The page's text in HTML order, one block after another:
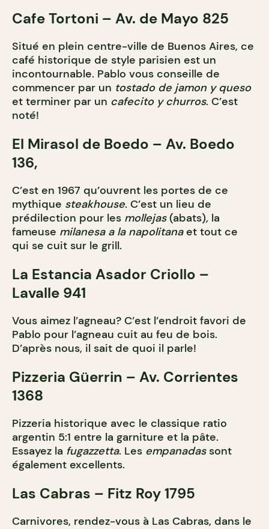
Cafe Tortoni – Av. de Mayo 825
Situé en plein centre-ville de Buenos Aires, ce
café historique de style parisien est un
incontournable. Pablo vous conseille de
commencer par un tostado de jamon y queso
et terminer par un cafecito y churros. C’est
noté!
El Mirasol de Boedo – Av. Boedo
136,
C’est en 1967 qu’ouvrent les portes de ce
mythique steakhouse. C’est un lieu de
prédilection pour les mollejas(abats), la
fameuse milanesa a la napolitanaet tout ce
qui se cuit sur le grill.
La Estancia Asador Criollo –
Lavalle 941
Vous aimez l’agneau? C’est l’endroit favori de
Pablo pour l’agneau cuit au feu de bois.
D’après nous, il sait de quoi il parle!
Pizzeria Güerrin – Av. Corrientes
1368
Pizzeria historique avec le classique ratio
argentin 5:1 entre la garniture et la pâte.
Essayez la fugazzetta. Les empanadassont
également excellents.
Las Cabras – Fitz Roy 1795
Carnivores, rendez-vous à Las Cabras, dans le